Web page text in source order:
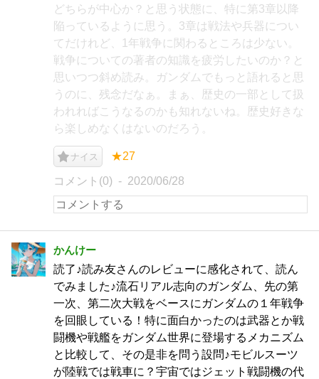
どちらが中心か？と思う状態に、特に第3章以降
陥っているように思う。3章は戦法や兵器につい
てだけれど、1年戦争に関わるところは少ない。
戦争についての著者の知識を疲労したいのか？と
思いつつ斜め読み。ガンダムでもっと語れると思
うのに、残念だなぁ。まぁ、歴史の一部として扱
われればこうなるのかも知れないね。歴史好きな
ら楽しめなくはないのだろう。
ナイス ★27
コメント(0) 2020/06/28
かんけー
読了♪読み友さんのレビューに感化されて、読ん
でみました♪流石リアル志向のガンダム、先の第
一次、第二次大戦をベースにガンダムの１年戦争
を回眼している！特に面白かったのは武器とか戦
闘機や戦艦をガンダム世界に登場するメカニズム
と比較して、その是非を問う設問♪モビルスーツ
が陸戦では戦車に？宇宙ではジェット戦闘機の代